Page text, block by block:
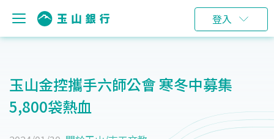
登入
玉山金控攜手六師公會 寒冬中募集
5,800袋熱血